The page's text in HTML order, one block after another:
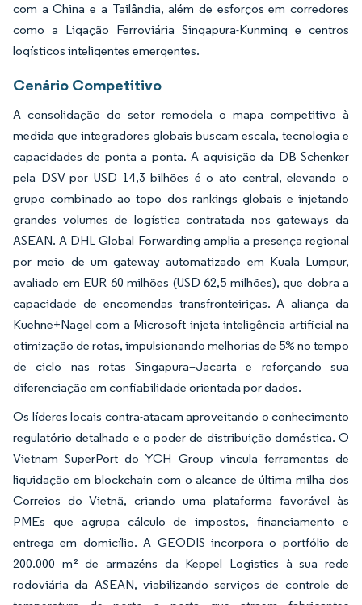
com a China e a Tailândia, além de esforços em corredores
como a Ligação Ferroviária Singapura-Kunming e centros
logísticos inteligentes emergentes.
Cenário Competitivo
A consolidação do setor remodela o mapa competitivo à
medida que integradores globais buscam escala, tecnologia e
capacidades de ponta a ponta. A aquisição da DB Schenker
pela DSV por USD 14,3 bilhões é o ato central, elevando o
grupo combinado ao topo dos rankings globais e injetando
grandes volumes de logística contratada nos gateways da
ASEAN. A DHL Global Forwarding amplia a presença regional
por meio de um gateway automatizado em Kuala Lumpur,
avaliado em EUR 60 milhões (USD 62,5 milhões), que dobra a
capacidade de encomendas transfronteiriças. A aliança da
Kuehne+Nagel com a Microsoft injeta inteligência artificial na
otimização de rotas, impulsionando melhorias de 5% no tempo
de ciclo nas rotas Singapura–Jacarta e reforçando sua
diferenciação em confiabilidade orientada por dados.
Os líderes locais contra-atacam aproveitando o conhecimento
regulatório detalhado e o poder de distribuição doméstica. O
Vietnam SuperPort do YCH Group vincula ferramentas de
liquidação em blockchain com o alcance de última milha dos
Correios do Vietnã, criando uma plataforma favorável às
PMEs que agrupa cálculo de impostos, financiamento e
entrega em domicílio. A GEODIS incorpora o portfólio de
200.000 m² de armazéns da Keppel Logistics à sua rede
rodoviária da ASEAN, viabilizando serviços de controle de